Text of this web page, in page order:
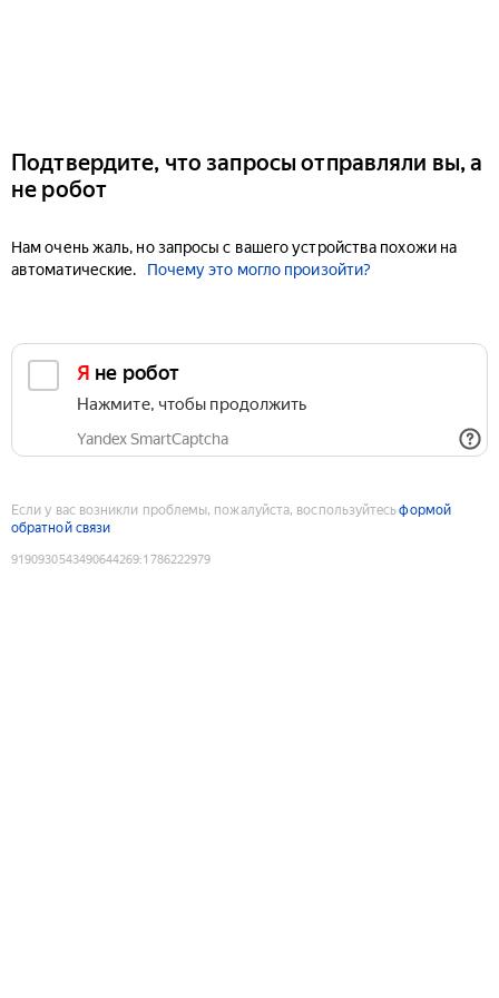
Подтвердите, что запросы отправляли вы, а
не робот
Нам очень жаль, но запросы с вашего устройства похожи на
автоматические.
Почему это могло произойти?
Я не робот
Нажмите, чтобы продолжить
Yandex SmartCaptcha
Если у вас возникли проблемы, пожалуйста, воспользуйтесьформой
обратной связи
9190930543490644269:1786222979